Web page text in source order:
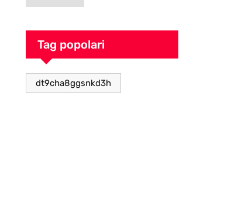
Tag popolari
dt9cha8ggsnkd3h